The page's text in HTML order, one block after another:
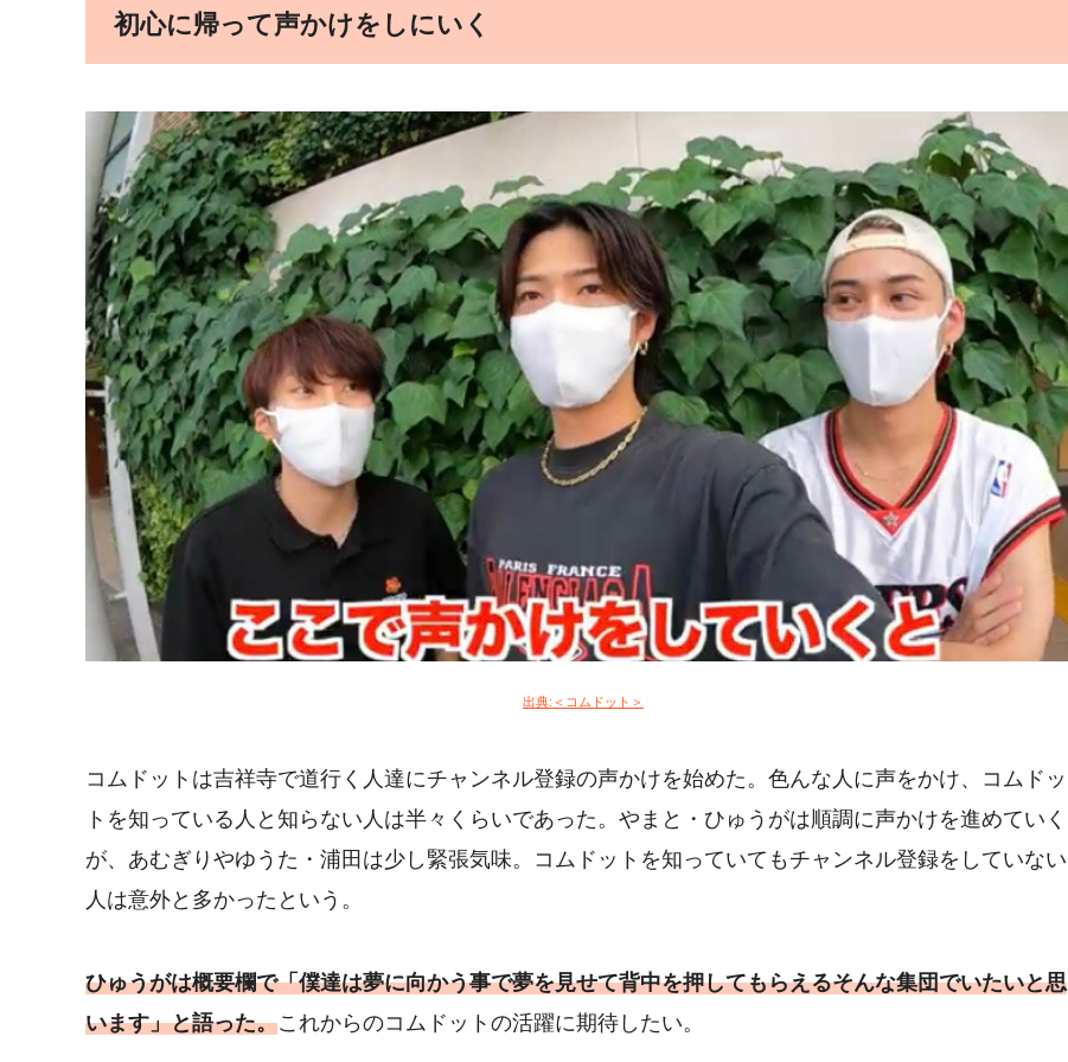
初心に帰って声かけをしにいく
出典:＜コムドット＞
コムドットは吉祥寺で道行く人達にチャンネル登録の声かけを始めた。色んな人に声をかけ、コムドッ
トを知っている人と知らない人は半々くらいであった。やまと・ひゅうがは順調に声かけを進めていく
が、あむぎりやゆうた・浦田は少し緊張気味。コムドットを知っていてもチャンネル登録をしていない
人は意外と多かったという。
ひゅうがは概要欄で「僕達は夢に向かう事で夢を見せて背中を押してもらえるそんな集団でいたいと思
います」と語った。これからのコムドットの活躍に期待したい。